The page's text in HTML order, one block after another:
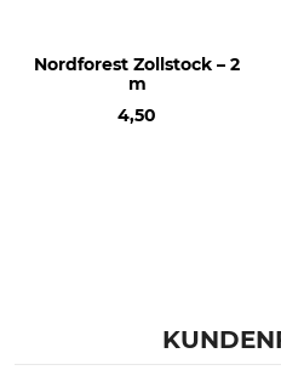
Nordforest Zollstock – 2
m
4,50